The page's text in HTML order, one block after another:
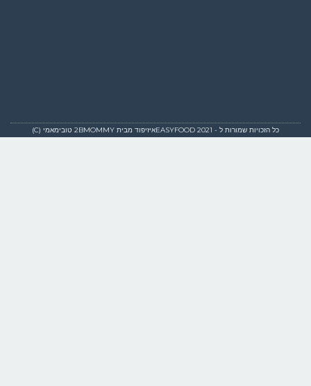
כל הזכויות שמורות ל - EASYFOOD 2021איזיפוד מבית 2BMOMMY טובימאמי (C)